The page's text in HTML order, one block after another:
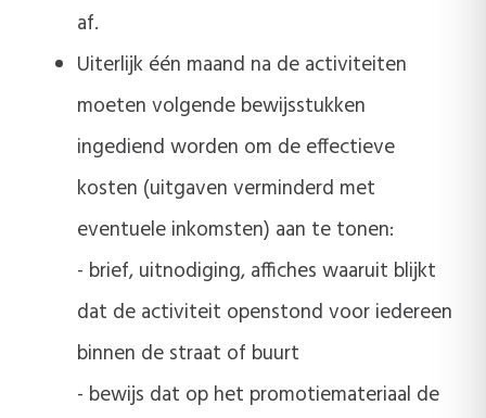
af.
Uiterlijk één maand na de activiteiten
moeten volgende bewijsstukken
ingediend worden om de effectieve
kosten (uitgaven verminderd met
eventuele inkomsten) aan te tonen:
- brief, uitnodiging, affiches waaruit blijkt
dat de activiteit openstond voor iedereen
binnen de straat of buurt
- bewijs dat op het promotiemateriaal de